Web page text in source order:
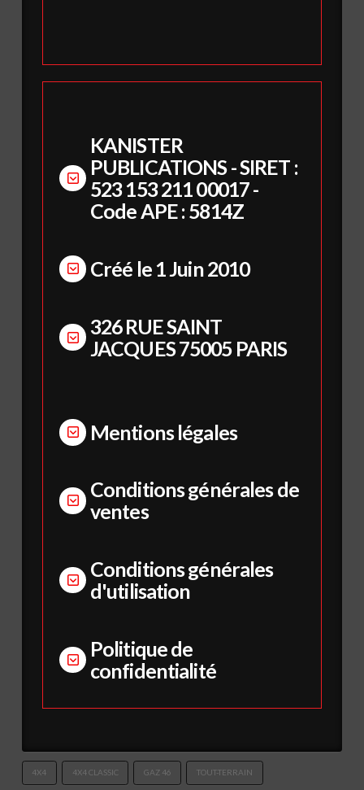
KANISTER
PUBLICATIONS - SIRET :
523 153 211 00017 -
Code APE : 5814Z
Créé le 1 Juin 2010
326 RUE SAINT
JACQUES 75005 PARIS
Mentions légales
Conditions générales de
ventes
Conditions générales
d'utilisation
Politique de
confidentialité
4X4 4X4 CLASSIC GAZ 46 TOUT-TERRAIN